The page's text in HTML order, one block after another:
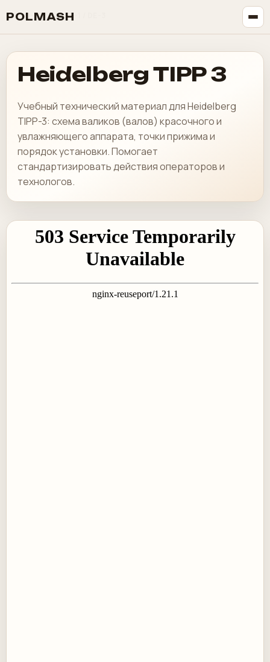
POLMASH
Heidelberg TIPP 3
Учебный технический материал для Heidelberg
TIPP-3: схема валиков (валов) красочного и
увлажняющего аппарата, точки прижима и
порядок установки. Помогает
стандартизировать действия операторов и
технологов.
Heidelberg
Линейка Heidelberg
Heidelberg
Speedmaster
Heidelberg
Линейка Heidelberg
Heidelberg
Линейка Heidelberg
Heidelberg
GTO52
Heidelberg
GTO-52 / PARTE-1 / DE-3